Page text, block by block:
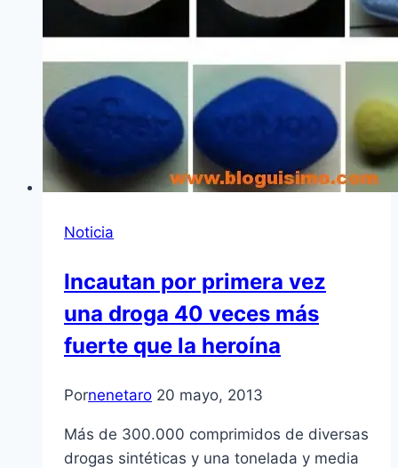
Noticia
Incautan por primera vez
una droga 40 veces más
fuerte que la heroína
Pornenetaro 20 mayo, 2013
Más de 300.000 comprimidos de diversas
drogas sintéticas y una tonelada y media